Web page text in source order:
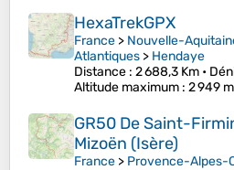
HexaTrekGPX
France > Nouvelle-
Atlantiques > Hendaye
Distance : 2 688,3 Km •
Altitude maximum : 2 949 m
GR50 De Saint-
Mizoën (Isère)
France > Provence-Alpes-